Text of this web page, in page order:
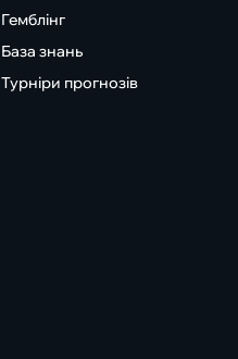
Гемблінг
База знань
Турніри прогнозів